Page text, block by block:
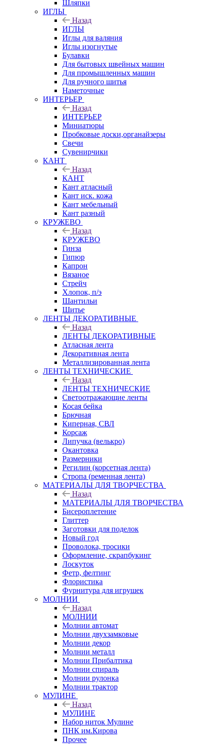
Шляпки
ИГЛЫ
Назад
ИГЛЫ
Иглы для валяния
Иглы изогнутые
Булавки
Для бытовых швейных машин
Для промышленных машин
Для ручного шитья
Наметочные
ИНТЕРЬЕР
Назад
ИНТЕРЬЕР
Миниатюры
Пробковые доски,органайзеры
Свечи
Сувенирчики
КАНТ
Назад
КАНТ
Кант атласный
Кант иск. кожа
Кант мебельный
Кант разный
КРУЖЕВО
Назад
КРУЖЕВО
Гинза
Гипюр
Капрон
Вязаное
Стрейч
Хлопок, п/э
Шантильи
Шитье
ЛЕНТЫ ДЕКОРАТИВНЫЕ
Назад
ЛЕНТЫ ДЕКОРАТИВНЫЕ
Атласная лента
Декоративная лента
Металлизированная лента
ЛЕНТЫ ТЕХНИЧЕСКИЕ
Назад
ЛЕНТЫ ТЕХНИЧЕСКИЕ
Светоотражающие ленты
Косая бейка
Брючная
Киперная, СВЛ
Корсаж
Липучка (велькро)
Окантовка
Размерники
Регилин (корсетная лента)
Стропа (ременная лента)
МАТЕРИАЛЫ ДЛЯ ТВОРЧЕСТВА
Назад
МАТЕРИАЛЫ ДЛЯ ТВОРЧЕСТВА
Бисероплетение
Глиттер
Заготовки для поделок
Новый год
Проволока, тросики
Оформление, скрапбукинг
Лоскуток
Фетр, фелтинг
Флористика
Фурнитура для игрушек
МОЛНИИ
Назад
МОЛНИИ
Молнии автомат
Молнии двухзамковые
Молнии декор
Молнии металл
Молнии Прибалтика
Молнии спираль
Молнии рулонка
Молнии трактор
МУЛИНЕ
Назад
МУЛИНЕ
Набор ниток Мулине
ПНК им.Кирова
Прочее